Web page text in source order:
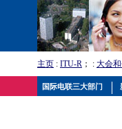
主页 : ITU-R ； : 大会
国际电联三大部门